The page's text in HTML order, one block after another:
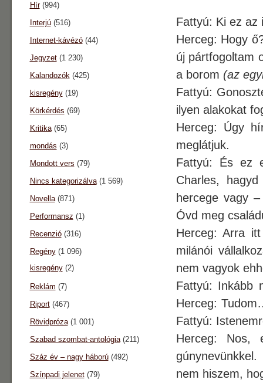
Fattyú: Ki ez az
Herceg: Hogy
új pártfogoltam
a borom (az
Fattyú:
ilyen alakokat
Herceg: Úgy
meglátjuk.
Fattyú: És ez
Charles,
hercege vagy
Óvd meg
Herceg: Arra
milánói
nem vagyok
Fattyú: Inkább
Herceg:
Fattyú:
Herceg: Nos,
nem hiszem,
Hír(994)
Interjú(516)
Internet-kávézó(44)
Jegyzet(1 230)
Kalandozók(425)
kisregény(19)
Körkérdés (69)
Kritika(65)
mondás (3)
Mondott vers (79)
Nincs kategorizálva(1 569)
Novella(871)
Performansz (1)
Recenzió(316)
Regény(1 096)
kisregény(2)
Reklám (7)
Riport(467)
Rövidpróza(1 001)
Szabad szombat-antológia(211)
Száz év – nagy háború(492)
Színpadi jelenet(79)